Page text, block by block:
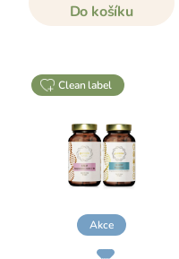
Do košíku
clean label
Akce